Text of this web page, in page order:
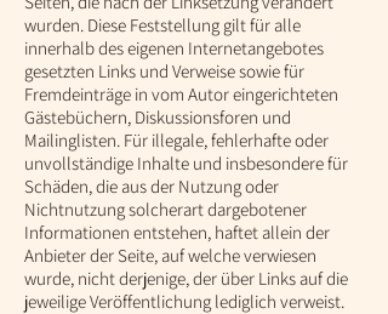
wurden. Diese Feststellung gilt für alle
innerhalb des eigenen Internetangebotes
gesetzten Links und Verweise sowie für
Fremdeinträge in vom Autor eingerichteten
Gästebüchern, Diskussionsforen und
Mailinglisten. Für illegale, fehlerhafte oder
unvollständige Inhalte und insbesondere für
Schäden, die aus der Nutzung oder
Nichtnutzung solcherart dargebotener
Informationen entstehen, haftet allein der
Anbieter der Seite, auf welche verwiesen
wurde, nicht derjenige, der über Links auf die
jeweilige Veröffentlichung lediglich verweist.